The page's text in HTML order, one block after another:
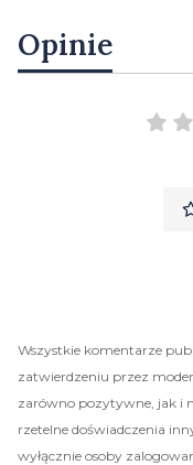
Opinie
Wszystkie komentarze
zatwierdzeniu przez
zarówno pozytywne, jak i
rzetelne doświadczenia
wyłącznie osoby